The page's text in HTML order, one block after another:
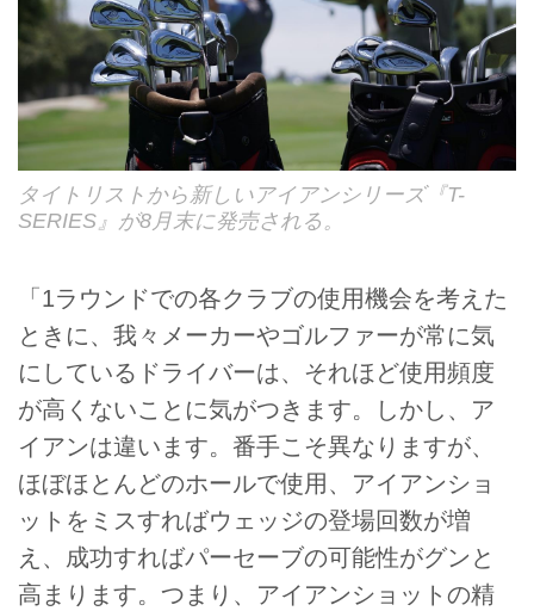
タイトリストから新しいアイアンシリーズ『T-
SERIES』が8月末に発売される。
「1ラウンドでの各クラブの使用機会を考えた
ときに、我々メーカーやゴルファーが常に気
にしているドライバーは、それほど使用頻度
が高くないことに気がつきます。しかし、ア
イアンは違います。番手こそ異なりますが、
ほぼほとんどのホールで使用、アイアンショ
ットをミスすればウェッジの登場回数が増
え、成功すればパーセーブの可能性がグンと
高まります。つまり、アイアンショットの精